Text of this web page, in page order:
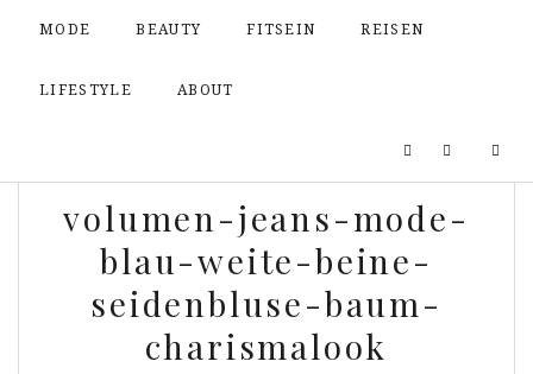
MODE BEAUTY FITSEIN REISEN
LIFESTYLE ABOUT
volumen-jeans-mode-
blau-weite-beine-
seidenbluse-baum-
charismalook